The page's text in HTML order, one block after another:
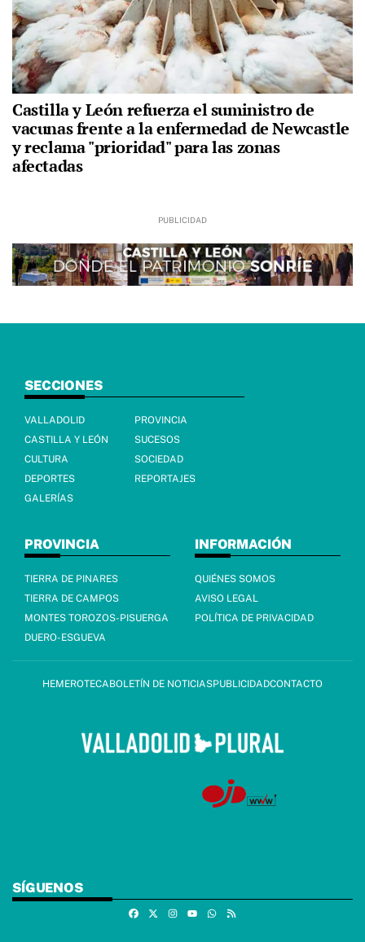
Castilla y León refuerza el suministro de
vacunas frente a la enfermedad de Newcastle
y reclama "prioridad" para las zonas
afectadas
SECCIONES
VALLADOLID
PROVINCIA
CASTILLA Y LEÓN
SUCESOS
CULTURA
SOCIEDAD
DEPORTES
REPORTAJES
GALERÍAS
PROVINCIA
TIERRA DE PINARES
TIERRA DE CAMPOS
MONTES TOROZOS-PISUERGA
DUERO-ESGUEVA
INFORMACIÓN
QUIÉNES SOMOS
AVISO LEGAL
POLÍTICA DE PRIVACIDAD
HEMEROTECABOLETÍN DE NOTICIASPUBLICIDADCONTACTO
SÍGUENOS
FacebookInstagramWhatsapp